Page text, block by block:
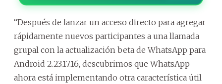
“Después de lanzar un acceso directo para agregar
rápidamente nuevos participantes a una llamada
grupal con la actualización beta de WhatsApp para
Android 2.23.17.16, descubrimos que WhatsApp
ahora está implementando otra característica útil